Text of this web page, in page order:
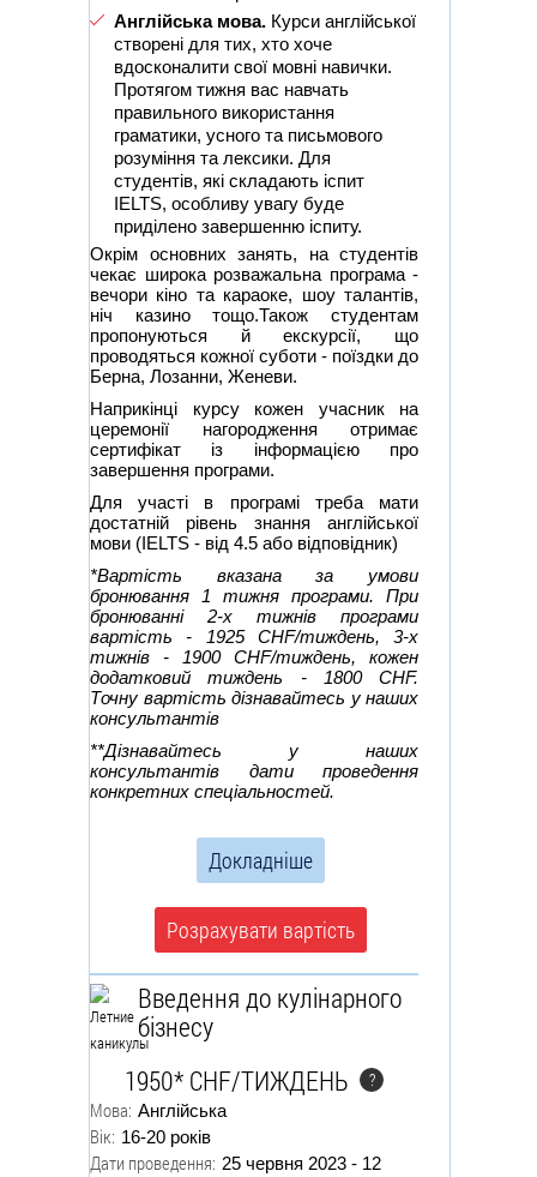
Англійська мова. Курси англійської
створені для тих, хто хоче
вдосконалити свої мовні навички.
Протягом тижня вас навчать
правильного використання
граматики, усного та письмового
розуміння та лексики. Для
студентів, які складають іспит
IELTS, особливу увагу буде
приділено завершенню іспиту.
Окрім основних занять, на студентів
чекає широка розважальна програма -
вечори кіно та караоке, шоу талантів,
ніч казино тощо.Також студентам
пропонуються й екскурсії, що
проводяться кожної суботи - поїздки до
Берна, Лозанни, Женеви.
Наприкінці курсу кожен учасник на
церемонії нагородження отримає
сертифікат із інформацією про
завершення програми.
Для участі в програмі треба мати
достатній рівень знання англійської
мови (IELTS - від 4.5 або відповідник)
*Вартість вказана за умови
бронювання 1 тижня програми. При
бронюванні 2-х тижнів програми
вартість - 1925 CHF/тиждень, 3-х
тижнів - 1900 CHF/тиждень, кожен
додатковий тиждень - 1800 CHF.
Точну вартість дізнавайтесь у наших
консультантів
**Дізнавайтесь у наших
консультантів дати проведення
конкретних спеціальностей.
Докладніше
Розрахувати вартість
Введення до кулінарного
бізнесу
1950* CHF/ТИЖДЕНЬ
?
Мова: Англійська
Вік: 16-20 років
Дати проведення: 25 червня 2023 - 12